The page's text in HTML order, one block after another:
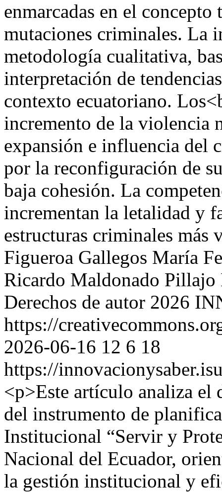
enmarcadas en el
mutaciones criminales. La
metodología cualitativa,
interpretación de
contexto ecuatoriano.
incremento de la violencia
expansión e influencia del
por la reconfiguración de
baja cohesión. La
incrementan la letalidad y
estructuras criminales más
Figueroa Gallegos María
Ricardo Maldonado Pillajo
Derechos de autor 2026
https://
2026-06-16 12 6 18
https://
<p>Este artículo analiza
del instrumento de
Institucional “Servir y
Nacional del Ecuador,
la gestión institucional y